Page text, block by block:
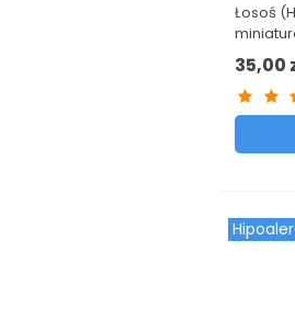
Łosoś
Excellent
35,00